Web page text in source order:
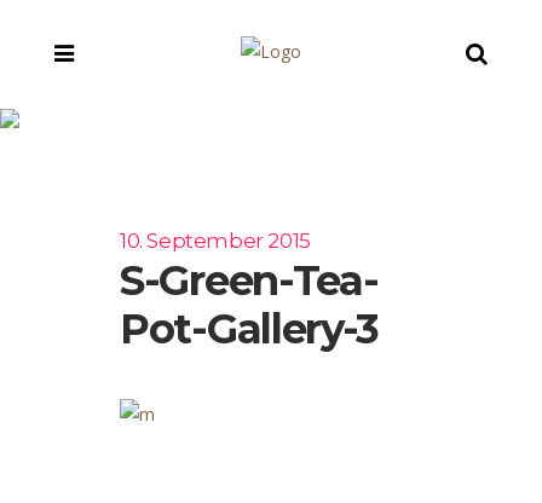
10. September 2015
S-Green-Tea-
Pot-Gallery-3